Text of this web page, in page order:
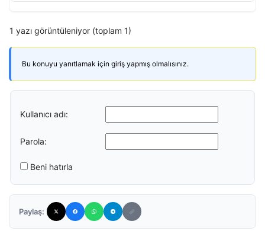
1 yazı görüntüleniyor (toplam 1)
Bu konuyu yanıtlamak için giriş yapmış olmalısınız.
Kullanıcı adı:
Parola:
Beni hatırla
Paylaş: